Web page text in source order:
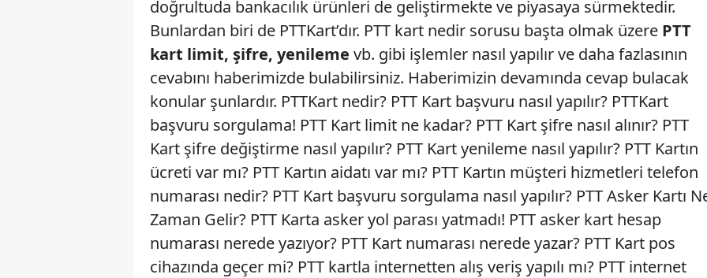
doğrultuda bankacılık ürünleri de geliştirmekte ve piyasaya sürmektedir.
Bunlardan biri de PTTKart’dır. PTT kart nedir sorusu başta olmak üzere PTT
kart limit, şifre, yenileme vb. gibi işlemler nasıl yapılır ve daha fazlasının
cevabını haberimizde bulabilirsiniz. Haberimizin devamında cevap bulacak
konular şunlardır. PTTKart nedir? PTT Kart başvuru nasıl yapılır? PTTKart
başvuru sorgulama! PTT Kart limit ne kadar? PTT Kart şifre nasıl alınır? PTT
Kart şifre değiştirme nasıl yapılır? PTT Kart yenileme nasıl yapılır? PTT Kartın
ücreti var mı? PTT Kartın aidatı var mı? PTT Kartın müşteri hizmetleri telefon
numarası nedir? PTT Kart başvuru sorgulama nasıl yapılır? PTT Asker Kartı
Zaman Gelir? PTT Karta asker yol parası yatmadı! PTT asker kart hesap
numarası nerede yazıyor? PTT Kart numarası nerede yazar? PTT Kart pos
cihazında geçer mi? PTT kartla internetten alış veriş yapılı mı? PTT internet